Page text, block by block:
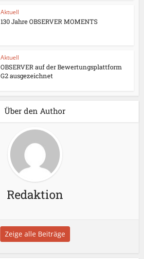
Aktuell
130 Jahre OBSERVER MOMENTS
Aktuell
OBSERVER auf der Bewertungsplattform
G2 ausgezeichnet
Über den Author
Redaktion
Zeige alle Beiträge